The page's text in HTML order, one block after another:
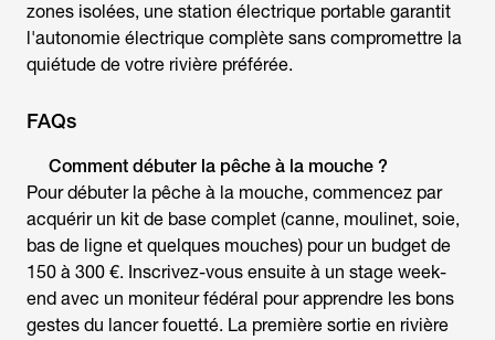
zones isolées, une station électrique portable garantit
l'autonomie électrique complète sans compromettre la
quiétude de votre rivière préférée.
FAQs
Comment débuter la pêche à la mouche ?
Pour débuter la pêche à la mouche, commencez par
acquérir un kit de base complet (canne, moulinet, soie,
bas de ligne et quelques mouches) pour un budget de
150 à 300 €. Inscrivez-vous ensuite à un stage week-
end avec un moniteur fédéral pour apprendre les bons
gestes du lancer fouetté. La première sortie en rivière